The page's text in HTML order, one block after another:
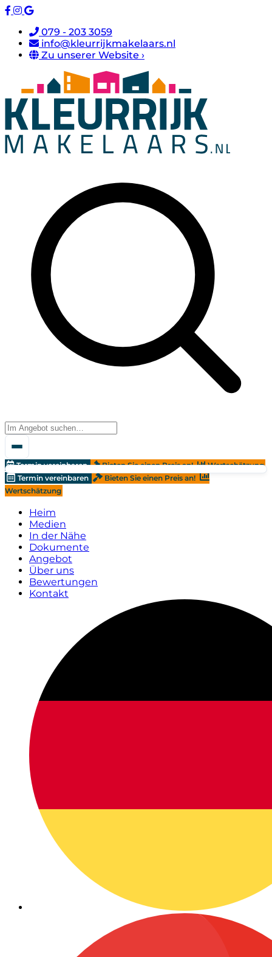
079 - 203 3059
info@kleurrijkmakelaars.nl
Zu unserer Website ›
Termin vereinbaren Bieten Sie einen Preis an!
Wertschätzung
Termin vereinbaren
Bieten Sie einen Preis an!
Wertschätzung
Heim
Medien
In der Nähe
Dokumente
Angebot
Über uns
Bewertungen
Kontakt